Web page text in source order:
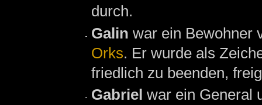
durch.
Galin war ein Bewohner
Orks. Er wurde als
friedlich zu beenden,
Gabriel war ein General